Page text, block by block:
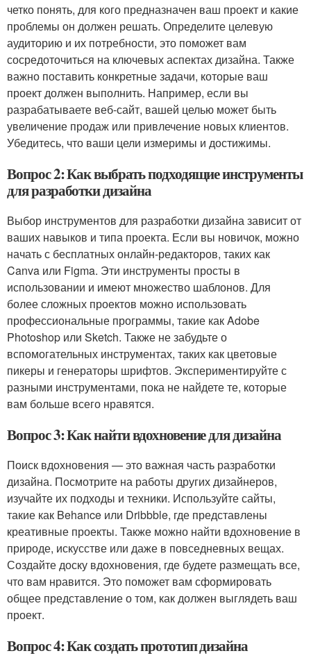
четко понять, для кого предназначен ваш проект и какие
проблемы он должен решать. Определите целевую
аудиторию и их потребности, это поможет вам
сосредоточиться на ключевых аспектах дизайна. Также
важно поставить конкретные задачи, которые ваш
проект должен выполнить. Например, если вы
разрабатываете веб-сайт, вашей целью может быть
увеличение продаж или привлечение новых клиентов.
Убедитесь, что ваши цели измеримы и достижимы.
Вопрос 2: Как выбрать подходящие инструменты
для разработки дизайна
Выбор инструментов для разработки дизайна зависит от
ваших навыков и типа проекта. Если вы новичок, можно
начать с бесплатных онлайн-редакторов, таких как
Canva или Figma. Эти инструменты просты в
использовании и имеют множество шаблонов. Для
более сложных проектов можно использовать
профессиональные программы, такие как Adobe
Photoshop или Sketch. Также не забудьте о
вспомогательных инструментах, таких как цветовые
пикеры и генераторы шрифтов. Экспериментируйте с
разными инструментами, пока не найдете те, которые
вам больше всего нравятся.
Вопрос 3: Как найти вдохновение для дизайна
Поиск вдохновения — это важная часть разработки
дизайна. Посмотрите на работы других дизайнеров,
изучайте их подходы и техники. Используйте сайты,
такие как Behance или Dribbble, где представлены
креативные проекты. Также можно найти вдохновение в
природе, искусстве или даже в повседневных вещах.
Создайте доску вдохновения, где будете размещать все,
что вам нравится. Это поможет вам сформировать
общее представление о том, как должен выглядеть ваш
проект.
Вопрос 4: Как создать прототип дизайна